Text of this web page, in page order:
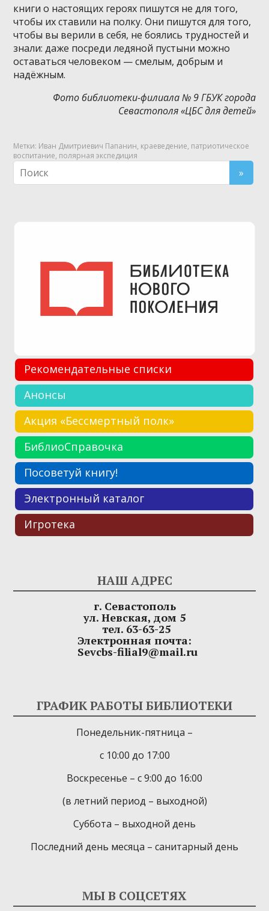
книги о настоящих героях пишутся не для того,
чтобы их ставили на полку. Они пишутся для того,
чтобы вы верили в себя, не боялись трудностей и
знали: даже посреди ледяной пустыни можно
оставаться человеком — смелым, добрым и
надёжным.
Фото библиотеки-филиала № 9 ГБУК города
Севастополя «ЦБС для детей»
Метки: Иван Дмитриевич Папанин, краеведение, патриотическое
воспитание, полярная экспедиция
Рекомендательные списки
Анонсы
Акция «Бессмертный полк»
БиблиоСправочка
Посоветуй книгу!
Электронный каталог
Игротека
НАШ АДРЕС
г. Севастополь
ул. Невская, дом 5
тел. 63-63-25
Электронная почта:
Sevcbs-filial9@mail.ru
ГРАФИК РАБОТЫ БИБЛИОТЕКИ
Понедельник-пятница –
с 10:00 до 17:00
Воскресенье – с 9:00 до 16:00
(в летний период – выходной)
Суббота – выходной день
Последний день месяца – санитарный день
МЫ В СОЦСЕТЯХ